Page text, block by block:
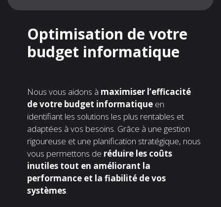
Optimisation de votre
budget informatique
Nous vous aidons à maximiser l’efficacité
de votre budget informatique en
identifiant les solutions les plus rentables et
adaptées à vos besoins. Grâce à une gestion
rigoureuse et une planification stratégique, nous
vous permettons de réduire les coûts
inutiles tout en améliorant la
performance et la fiabilité de vos
systèmes.